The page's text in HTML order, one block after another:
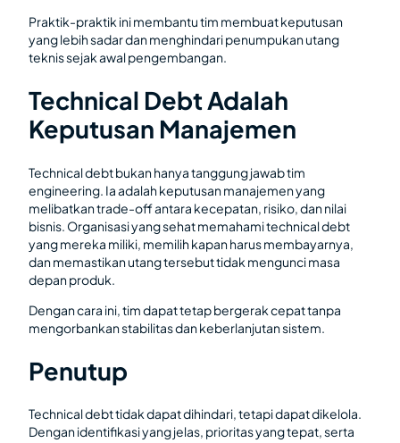
Praktik-praktik ini membantu tim membuat keputusan
yang lebih sadar dan menghindari penumpukan utang
teknis sejak awal pengembangan.
Technical Debt Adalah
Keputusan Manajemen
Technical debt bukan hanya tanggung jawab tim
engineering. Ia adalah keputusan manajemen yang
melibatkan trade-off antara kecepatan, risiko, dan nilai
bisnis. Organisasi yang sehat memahami technical debt
yang mereka miliki, memilih kapan harus membayarnya,
dan memastikan utang tersebut tidak mengunci masa
depan produk.
Dengan cara ini, tim dapat tetap bergerak cepat tanpa
mengorbankan stabilitas dan keberlanjutan sistem.
Penutup
Technical debt tidak dapat dihindari, tetapi dapat dikelola.
Dengan identifikasi yang jelas, prioritas yang tepat, serta